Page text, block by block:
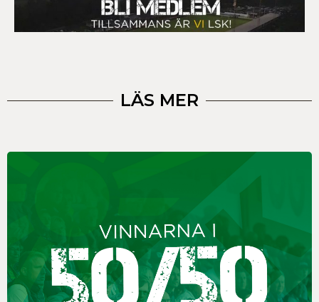
LÄS MER